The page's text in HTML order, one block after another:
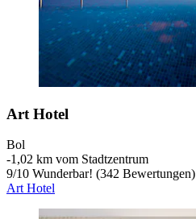
Art Hotel
Bol
‐1,02 km vom Stadtzentrum
9/10 Wunderbar! (342 Bewertungen)
Art Hotel